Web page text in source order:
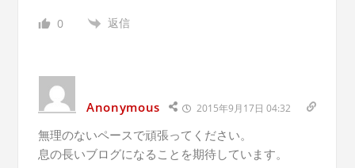
0 返信
Anonymous 2015年9月17日 04:32
無理のないペースで頑張ってください。
息の長いブログになることを期待しています。